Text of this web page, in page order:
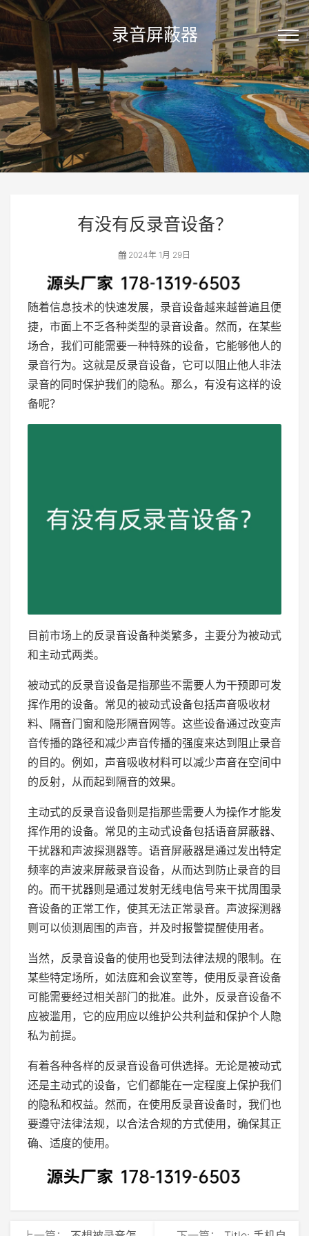
录音屏蔽器
有没有反录音设备？
2024年 1月 29日
随着信息技术的快速发展，录音设备越来越普遍且便
捷，市面上不乏各种类型的录音设备。然而，在某些
场合，我们可能需要一种特殊的设备，它能够他人的
录音行为。这就是反录音设备，它可以阻止他人非法
录音的同时保护我们的隐私。那么，有没有这样的设
备呢？
目前市场上的反录音设备种类繁多，主要分为被动式
和主动式两类。
被动式的反录音设备是指那些不需要人为干预即可发
挥作用的设备。常见的被动式设备包括声音吸收材
料、隔音门窗和隐形隔音网等。这些设备通过改变声
音传播的路径和减少声音传播的强度来达到阻止录音
的目的。例如，声音吸收材料可以减少声音在空间中
的反射，从而起到隔音的效果。
主动式的反录音设备则是指那些需要人为操作才能发
挥作用的设备。常见的主动式设备包括语音屏蔽器、
干扰器和声波探测器等。语音屏蔽器是通过发出特定
频率的声波来屏蔽录音设备，从而达到防止录音的目
的。而干扰器则是通过发射无线电信号来干扰周围录
音设备的正常工作，使其无法正常录音。声波探测器
则可以侦测周围的声音，并及时报警提醒使用者。
当然，反录音设备的使用也受到法律法规的限制。在
某些特定场所，如法庭和会议室等，使用反录音设备
可能需要经过相关部门的批准。此外，反录音设备不
应被滥用，它的应用应以维护公共利益和保护个人隐
私为前提。
有着各种各样的反录音设备可供选择。无论是被动式
还是主动式的设备，它们都能在一定程度上保护我们
的隐私和权益。然而，在使用反录音设备时，我们也
要遵守法律法规，以合法合规的方式使用，确保其正
确、适度的使用。